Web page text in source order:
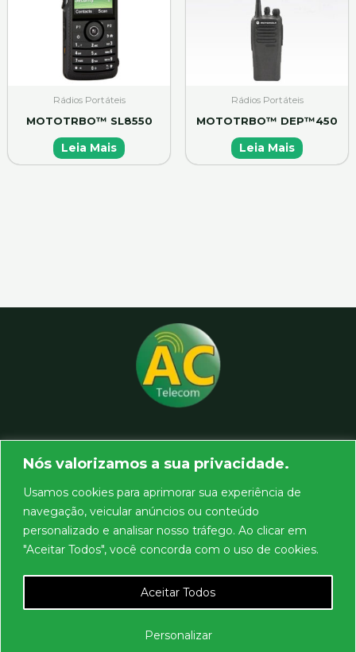
Nós valorizamos a sua privacidade.
Usamos cookies para aprimorar sua experiência de
navegação, veicular anúncios ou conteúdo
personalizado e analisar nosso tráfego. Ao clicar em
"Aceitar Todos", você concorda com o uso de cookies.
Personalizar
Aceitar Todos
Rádios Portáteis
MOTOTRBO™ SL8550
Leia Mais
Rádios Portáteis
MOTOTRBO™ DEP™450
Leia Mais
Home
Quem Somos
Locacao
Assistencia
Contato
Copyright © 2026 AC Telecom - Soluções em Radiocomunicação Corporativa